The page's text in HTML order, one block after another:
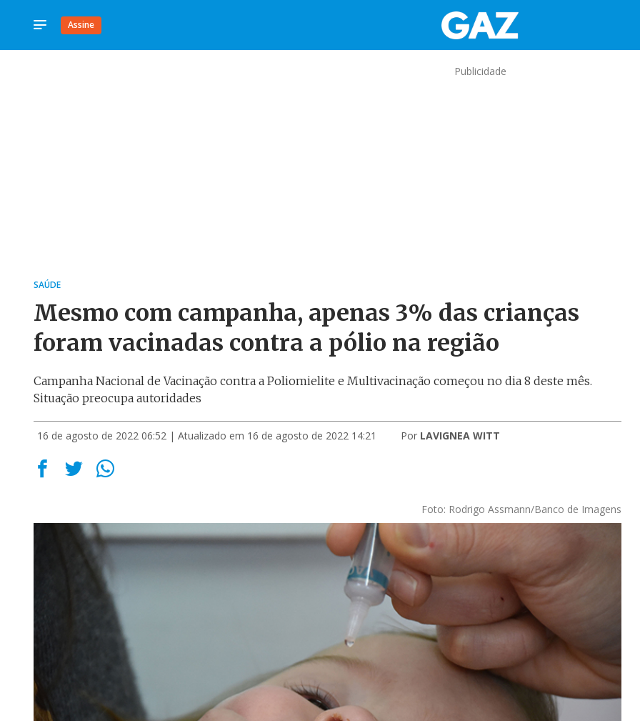
Assine
Publicidade
SAÚDE
Mesmo com campanha, apenas 3% das crianças
foram vacinadas contra a pólio na região
Campanha Nacional de Vacinação contra a Poliomielite e Multivacinação começou no dia 8 deste mês.
Situação preocupa autoridades
16 de agosto de 2022 06:52 | Atualizado em 16 de agosto de 2022 14:21 Por LAVIGNEA WITT
Foto: Rodrigo Assmann/Banco de Imagens